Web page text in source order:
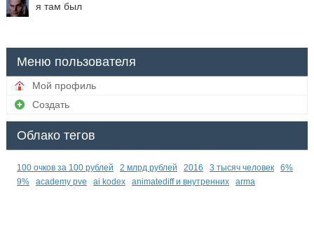
я там был
Меню пользователя
Мой профиль
Создать
Облако тегов
100 очков за 100 рублей 2 млрд рублей 2016 3 тысяч человек
6%
9%
academy pve ai kodex animatediff и внутренних arma